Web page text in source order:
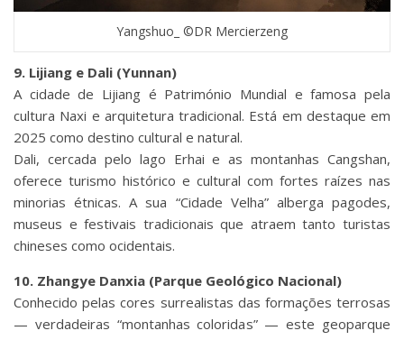
Yangshuo_ ©DR Mercierzeng
9. Lijiang e Dali (Yunnan)
A cidade de Lijiang é Património Mundial e famosa pela
cultura Naxi e arquitetura tradicional. Está em destaque em
2025 como destino cultural e natural.
Dali, cercada pelo lago Erhai e as montanhas Cangshan,
oferece turismo histórico e cultural com fortes raízes nas
minorias étnicas. A sua “Cidade Velha” alberga pagodes,
museus e festivais tradicionais que atraem tanto turistas
chineses como ocidentais.
10. Zhangye Danxia (Parque Geológico Nacional)
Conhecido pelas cores surrealistas das formações terrosas
— verdadeiras “montanhas coloridas” — este geoparque